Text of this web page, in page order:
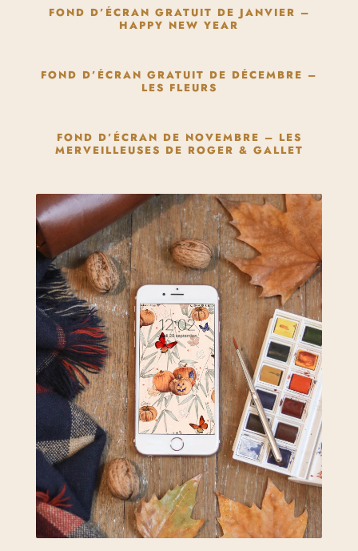
FOND D’ÉCRAN GRATUIT DE JANVIER –
HAPPY NEW YEAR
FOND D’ÉCRAN GRATUIT DE DÉCEMBRE –
LES FLEURS
FOND D’ÉCRAN DE NOVEMBRE – LES
MERVEILLEUSES DE ROGER & GALLET